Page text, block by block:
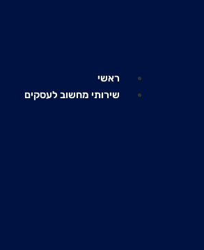
ראשי
שירותי מחשוב לעסקים